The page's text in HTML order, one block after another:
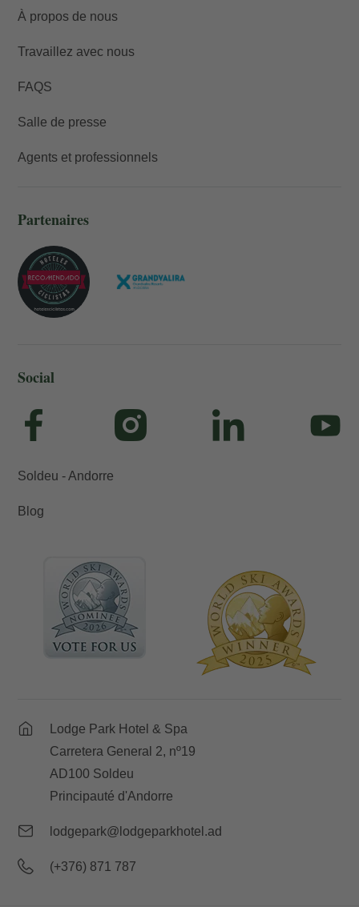
À propos de nous
Travaillez avec nous
FAQS
Salle de presse
Agents et professionnels
Partenaires
Social
Soldeu - Andorre
Blog
Lodge Park Hotel & Spa
Carretera General 2, nº19
AD100 Soldeu
Principauté d'Andorre
lodgepark@lodgeparkhotel.ad
(+376) 871 787